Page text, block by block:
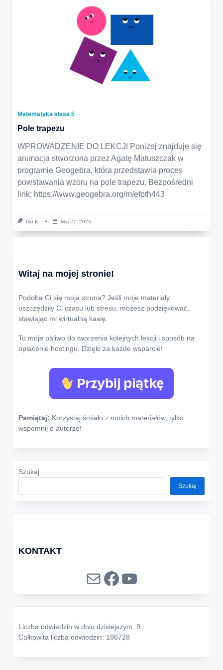
Matematyka klasa 5
Pole trapezu
WPROWADZENIE DO LEKCJI Poniżej znajduje się
animacja stworzona przez Agatę Matuszczak w
programie Geogebra, która przedstawia proces
powstawania wzoru na pole trapezu. Bezpośredni
link: https://www.geogebra.org/m/efpth443
Ula K. Maj 27, 2025
Witaj na mojej stronie!
Podoba Ci się moja strona? Jeśli moje materiały
oszczędziły Ci czasu lub stresu, możesz podziękować,
stawiając mi wirtualną kawę.
To moje paliwo do tworzenia kolejnych lekcji i sposób na
opłacenie hostingu. Dzięki za każde wsparcie!
Pamiętaj: Korzystaj śmiało z moich materiałów, tylko
wspomnij o autorze!
Szukaj
Szukaj
KONTAKT
MailFacebook
YouTube
Liczba odwiedzin w dniu dzisiejszym: 9
Całkowita liczba odwiedzin: 186728